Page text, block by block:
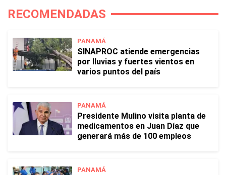
RECOMENDADAS
PANAMÁ
SINAPROC atiende emergencias
por lluvias y fuertes vientos en
varios puntos del país
PANAMÁ
Presidente Mulino visita planta de
medicamentos en Juan Díaz que
generará más de 100 empleos
PANAMÁ